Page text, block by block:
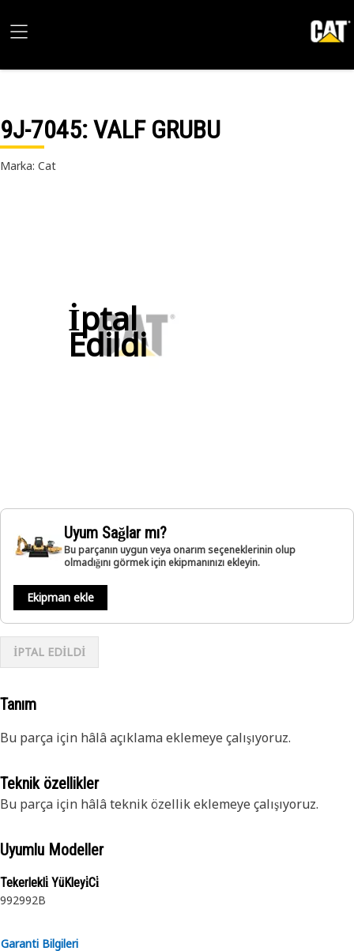
9J-7045: VALF GRUBU
Marka: Cat
İptal
Edildi
Uyum Sağlar mı?
Bu parçanın uygun veya onarım seçeneklerinin olup
olmadığını görmek için ekipmanınızı ekleyin.
Ekipman ekle
İPTAL EDİLDİ
Tanım
Bu parça için hâlâ açıklama eklemeye çalışıyoruz.
Teknik özellikler
Bu parça için hâlâ teknik özellik eklemeye çalışıyoruz.
Uyumlu Modeller
Tekerlekli̇ YüKleyi̇Ci̇
992992B
Garanti Bilgileri